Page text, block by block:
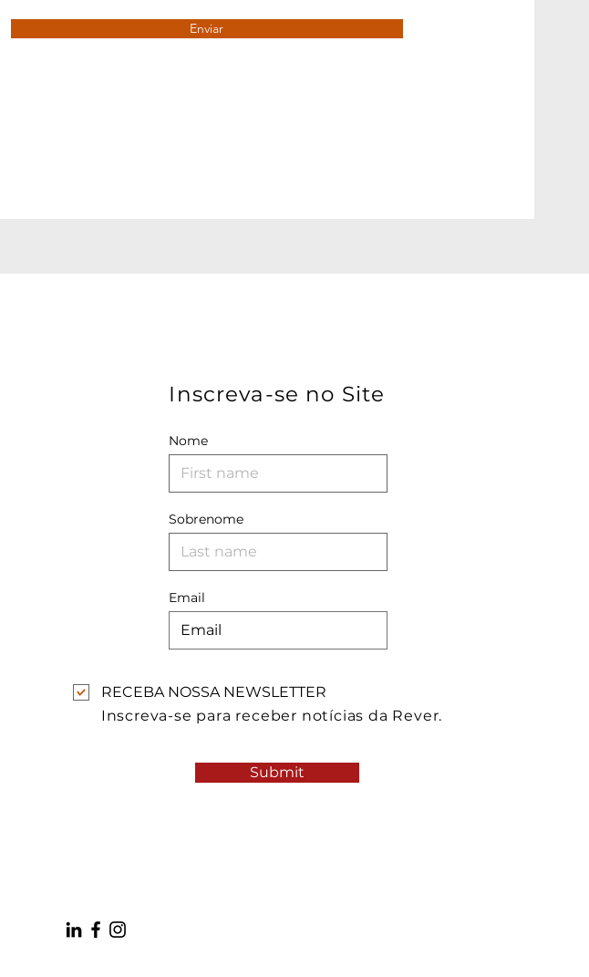
Enviar
Inscreva-se no Site
Nome
Sobrenome
Email
RECEBA NOSSA NEWSLETTER
Inscreva-se para receber notícias da Rever.
Submit